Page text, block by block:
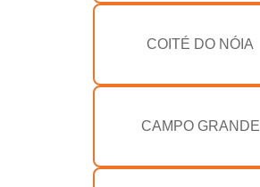
COITÉ DO NÓIA
CAMPO GRANDE